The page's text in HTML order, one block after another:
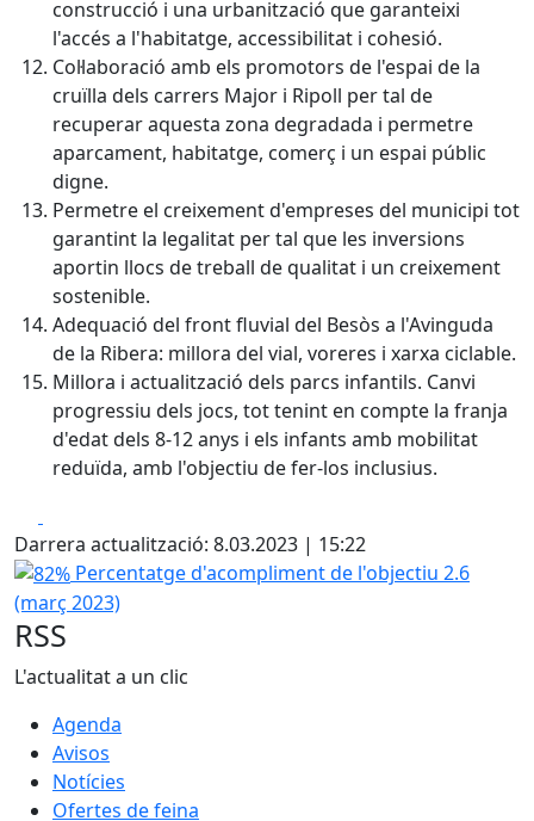
construcció i una urbanització que garanteixi
l'accés a l'habitatge, accessibilitat i cohesió.
Col·laboració amb els promotors de l'espai de la
cruïlla dels carrers Major i Ripoll per tal de
recuperar aquesta zona degradada i permetre
aparcament, habitatge, comerç i un espai públic
digne.
Permetre el creixement d'empreses del municipi tot
garantint la legalitat per tal que les inversions
aportin llocs de treball de qualitat i un creixement
sostenible.
Adequació del front fluvial del Besòs a l'Avinguda
de la Ribera: millora del vial, voreres i xarxa ciclable.
Millora i actualització dels parcs infantils. Canvi
progressiu dels jocs, tot tenint en compte la franja
d'edat dels 8-12 anys i els infants amb mobilitat
reduïda, amb l'objectiu de fer-los inclusius.
Darrera actualització: 8.03.2023 | 15:22
82%
Percentatge d'acompliment de l'objectiu 2.6
(març 2023)
RSS
L'actualitat a un clic
Agenda
Avisos
Notícies
Ofertes de feina